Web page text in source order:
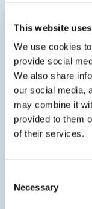
This website
We use cookies
provide social
We also share
our social media,
may combine it
provided to them
of their services.
Selection
Necessary
audits en
De